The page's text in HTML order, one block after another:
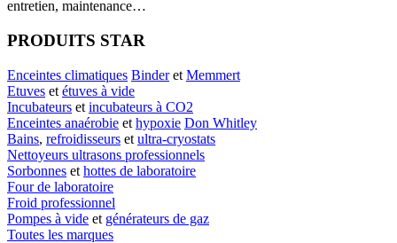
entretien, maintenance…
PRODUITS STAR
Enceintes climatiques Binderet Memmert
Etuves et étuves à vide
Incubateurs et incubateurs à CO2
Enceintes anaérobie et hypoxie Don Whitley
Bains, refroidisseurs et ultra-cryostats
Nettoyeurs ultrasons professionnels
Sorbonnes et hottes de laboratoire
Four de laboratoire
Froid professionnel
Pompes à vide et générateurs de gaz
Toutes les marques